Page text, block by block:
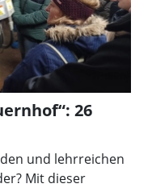
26
und lehrreichen
Mit dieser